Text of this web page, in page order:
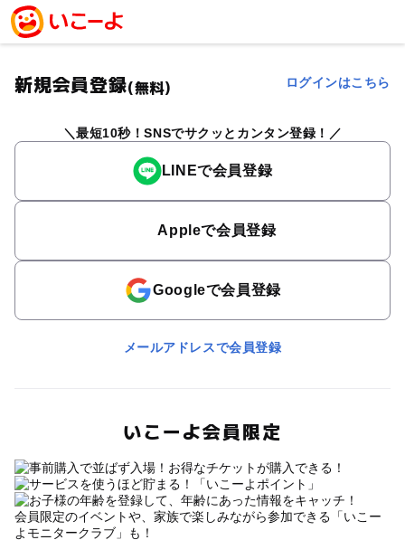
新規会員登録(無料) ログインはこちら
最短10秒！SNSでサクッとカンタン登録！
LINEで会員登録
Appleで会員登録
Googleで会員登録
メールアドレスで会員登録
いこーよ会員限定
会員限定のイベントや、家族で楽しみながら参加できる「いこー
よモニタークラブ」も！